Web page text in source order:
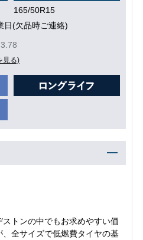
165/50R15
日(欠品時ご連絡)
3.78
見る)
トンの中でもお求めやすい価
全サイズで低燃費タイヤの基